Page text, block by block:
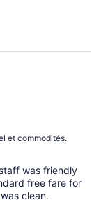
et commodités.
was friendly
free fare for
clean.